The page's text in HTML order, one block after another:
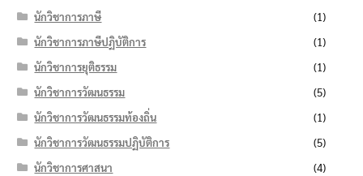
นักวิชาการภาษี
(1)
นักวิชาการภาษีปฏิบัติการ
(1)
นักวิชาการยุติธรรม
(1)
นักวิชาการวัฒนธรรม
(5)
นักวิชาการวัฒนธรรมท้องถิ่น
(1)
นักวิชาการวัฒนธรรมปฏิบัติการ
(5)
นักวิชาการศาสนา
(4)